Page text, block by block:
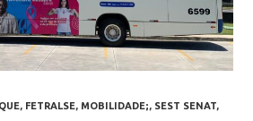
, FETRALSE, MOBILIDADE;, SEST SENAT,